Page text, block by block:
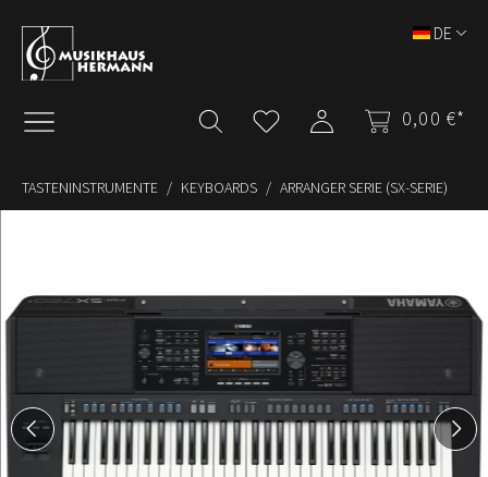
Zum Hauptinhalt springen
0,00 €*
DE
TASTENINSTRUMENTE KEYBOARDS ARRANGER SERIE (SX-SERIE)